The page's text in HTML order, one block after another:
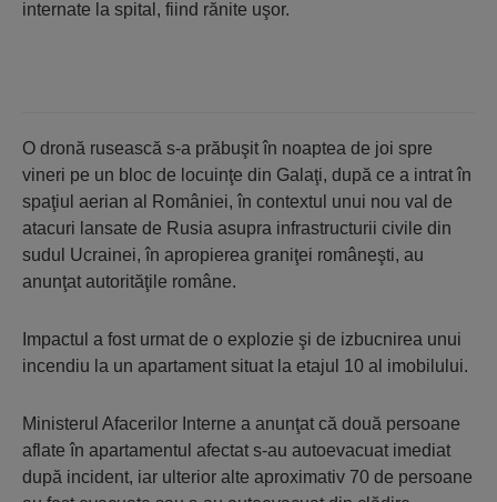
internate la spital, fiind rănite uşor.
O dronă rusească s-a prăbuşit în noaptea de joi spre
vineri pe un bloc de locuinţe din Galaţi, după ce a intrat în
spaţiul aerian al României, în contextul unui nou val de
atacuri lansate de Rusia asupra infrastructurii civile din
sudul Ucrainei, în apropierea graniţei româneşti, au
anunţat autorităţile române.
Impactul a fost urmat de o explozie şi de izbucnirea unui
incendiu la un apartament situat la etajul 10 al imobilului.
Ministerul Afacerilor Interne a anunţat că două persoane
aflate în apartamentul afectat s-au autoevacuat imediat
după incident, iar ulterior alte aproximativ 70 de persoane